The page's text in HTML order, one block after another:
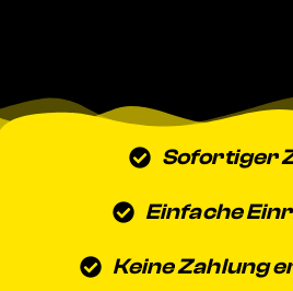
Sofortiger
Einfache
Keine Zahlung